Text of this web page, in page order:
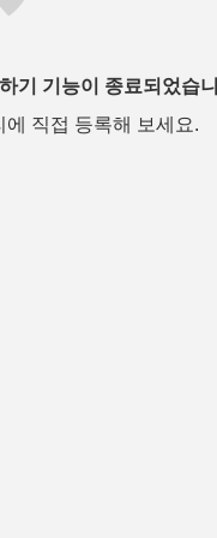
기 기능이 종료되었습
직접 등록해 보세요.